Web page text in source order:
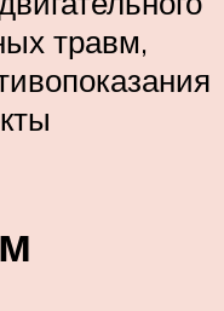
травм,